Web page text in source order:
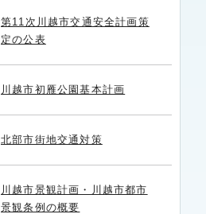
第11次川越市交通安全計画策
定の公表
川越市初雁公園基本計画
北部市街地交通対策
川越市景観計画・川越市都市
景観条例の概要